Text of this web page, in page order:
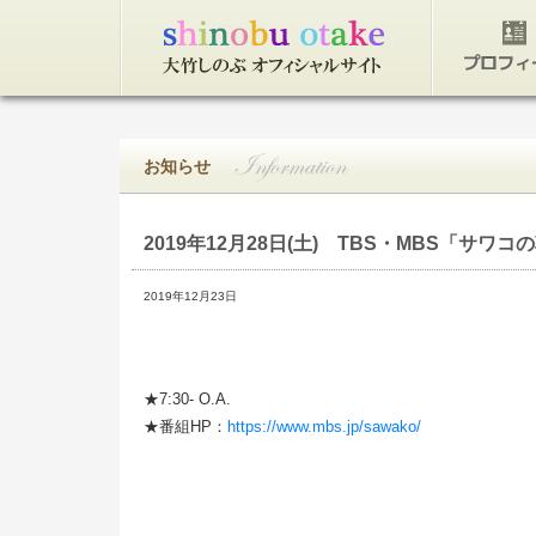
お知らせ
2019年12月28日(土) TBS・MBS「サワコ
2019年12月23日
★7:30- O.A.
★番組HP： https://www.mbs.jp/sawako/